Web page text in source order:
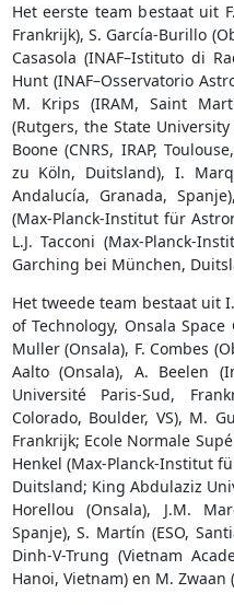
Het eerste team bestaat uit
Frankrijk), S. García-Burillo
Casasola (INAF–Istituto di
Hunt (INAF–Osservatorio
M. Krips (IRAM, Saint
(Rutgers, the State University
Boone (CNRS, IRAP,
zu Köln, Duitsland), I.
Andalucía, Granada,
(Max-Planck-Institut für
L.J. Tacconi (Max-Planck-
Garching bei München,
Het tweede team bestaat uit
of Technology, Onsala
Muller (Onsala), F. Combes
Aalto (Onsala), A. Beelen
Université Paris-Sud,
Colorado, Boulder, VS), M.
Frankrijk; Ecole Normale
Henkel (Max-Planck-Institut
Duitsland; King Abdulaziz
Horellou (Onsala), J.M.
Spanje), S. Martín (ESO,
Dinh-V-Trung (Vietnam
Hanoi, Vietnam) en M. Zwaan